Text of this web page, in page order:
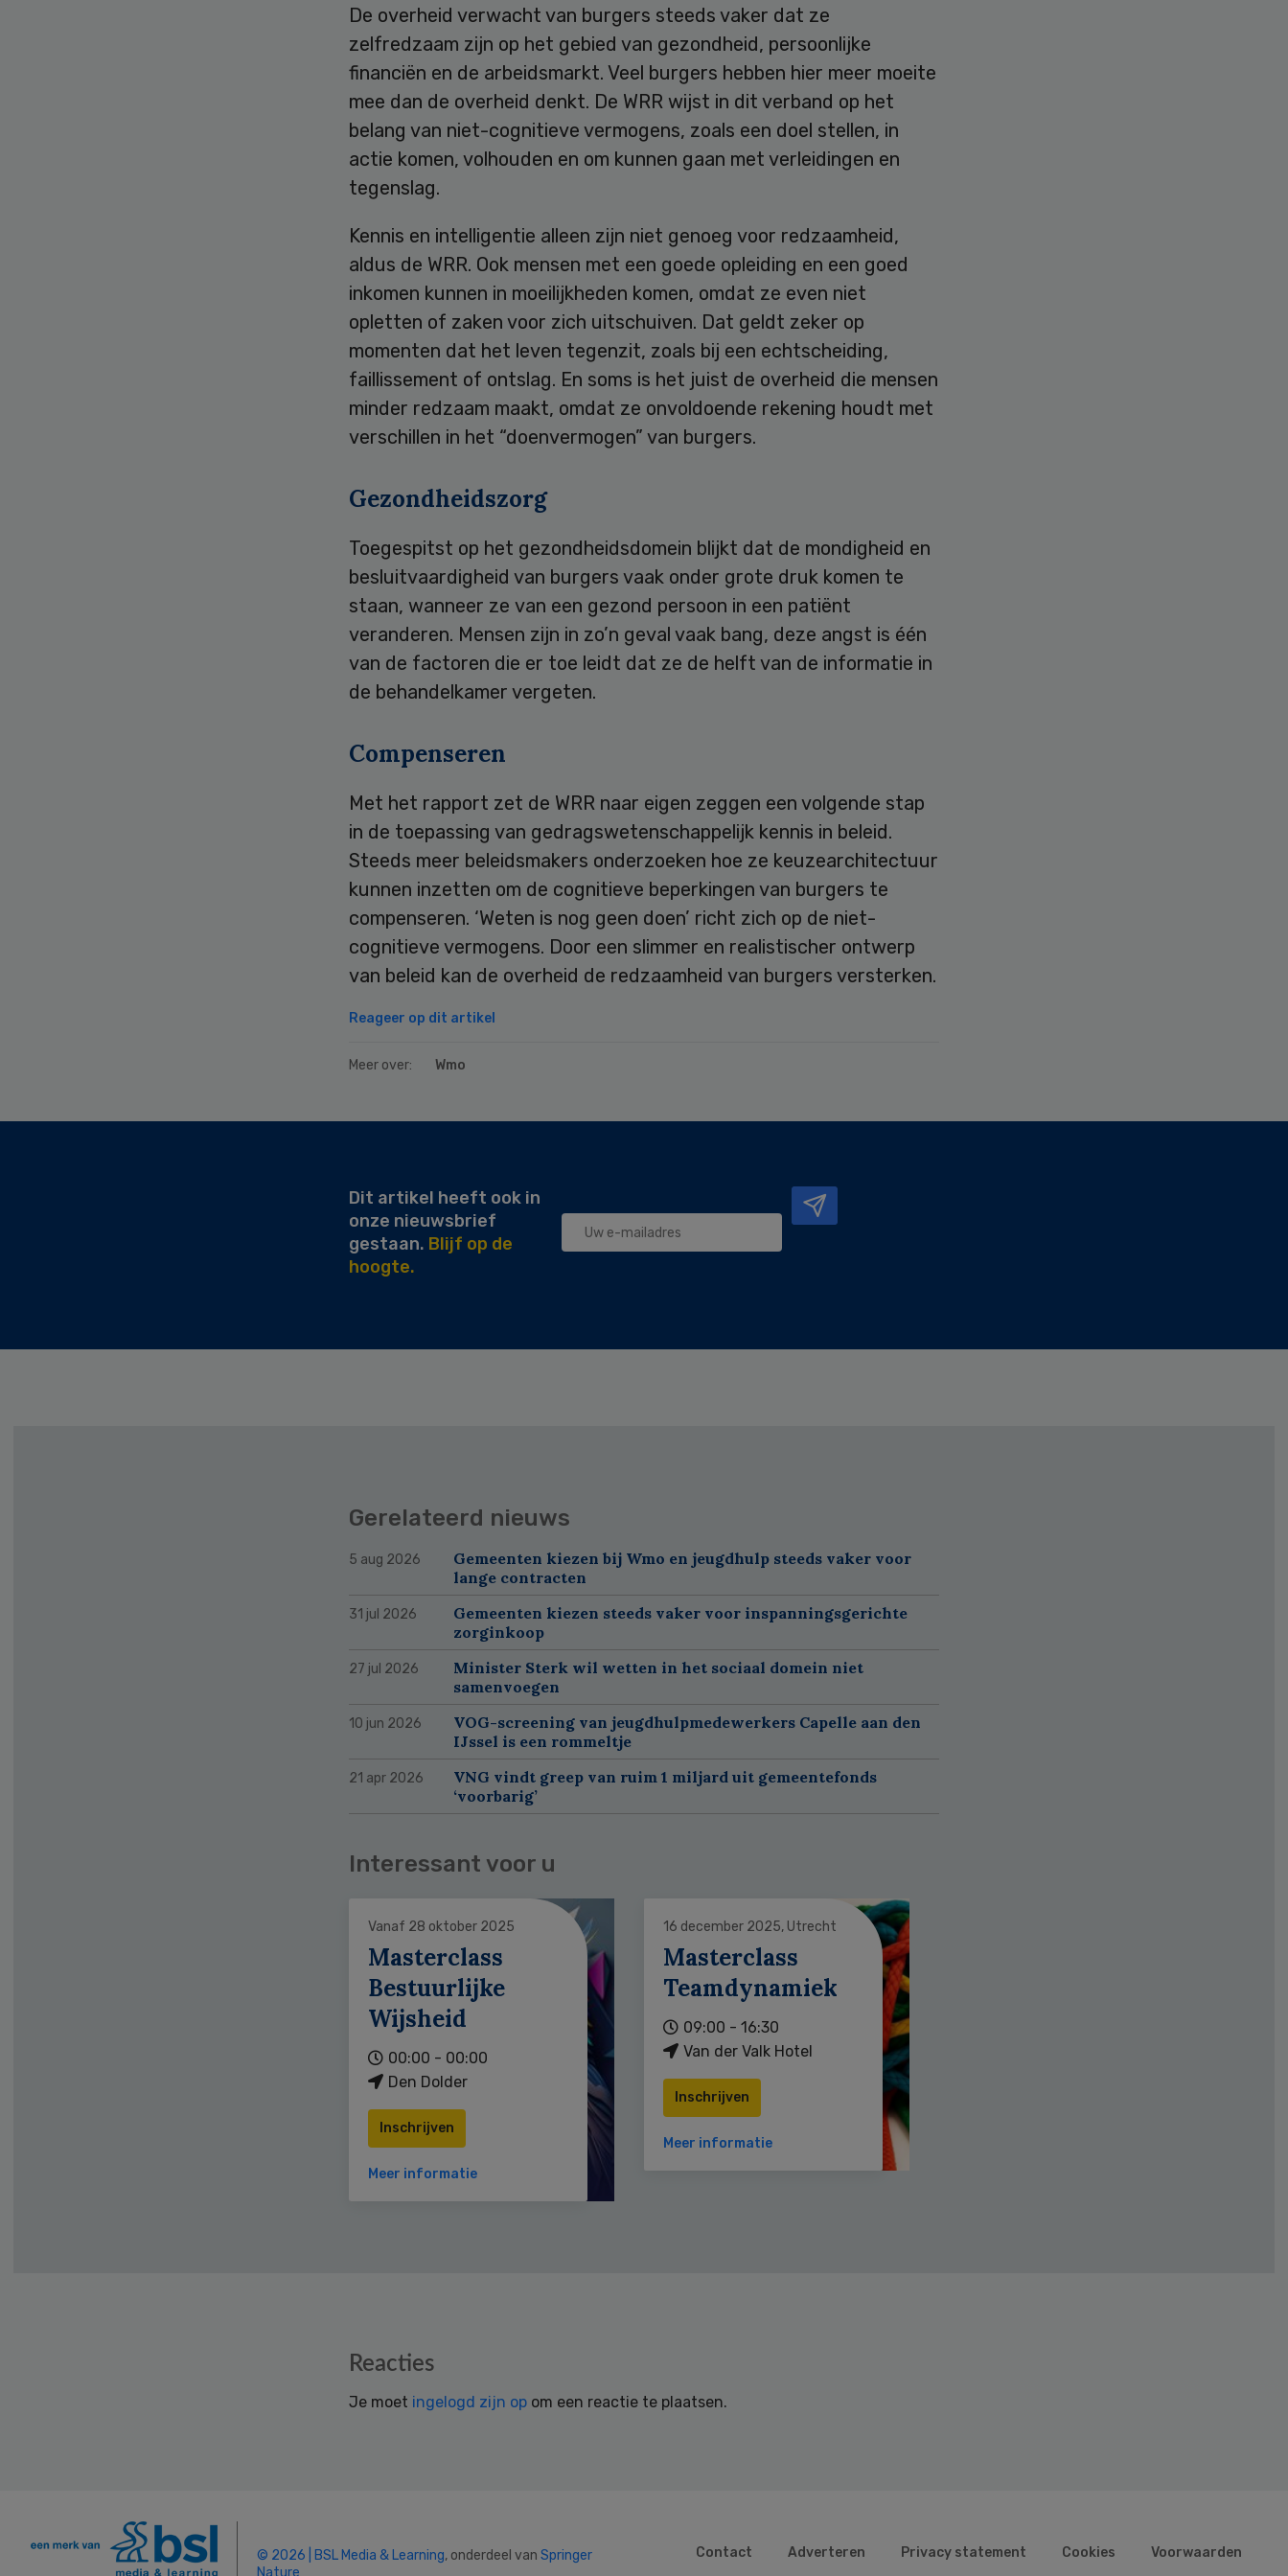
De overheid verwacht van burgers steeds vaker dat ze
zelfredzaam zijn op het gebied van gezondheid, persoonlijke
financiën en de arbeidsmarkt. Veel burgers hebben hier meer moeite
mee dan de overheid denkt. De WRR wijst in dit verband op het
belang van niet-cognitieve vermogens, zoals een doel stellen, in
actie komen, volhouden en om kunnen gaan met verleidingen en
tegenslag.
Kennis en intelligentie alleen zijn niet genoeg voor redzaamheid,
aldus de WRR. Ook mensen met een goede opleiding en een goed
inkomen kunnen in moeilijkheden komen, omdat ze even niet
opletten of zaken voor zich uitschuiven. Dat geldt zeker op
momenten dat het leven tegenzit, zoals bij een echtscheiding,
faillissement of ontslag. En soms is het juist de overheid die mensen
minder redzaam maakt, omdat ze onvoldoende rekening houdt met
verschillen in het “doenvermogen” van burgers.
Gezondheidszorg
Toegespitst op het gezondheidsdomein blijkt dat de mondigheid en
besluitvaardigheid van burgers vaak onder grote druk komen te
staan, wanneer ze van een gezond persoon in een patiënt
veranderen. Mensen zijn in zo’n geval vaak bang, deze angst is één
van de factoren die er toe leidt dat ze de helft van de informatie in
de behandelkamer vergeten.
Compenseren
Met het rapport zet de WRR naar eigen zeggen een volgende stap
in de toepassing van gedragswetenschappelijk kennis in beleid.
Steeds meer beleidsmakers onderzoeken hoe ze keuzearchitectuur
kunnen inzetten om de cognitieve beperkingen van burgers te
compenseren. ‘Weten is nog geen doen’ richt zich op de niet-
cognitieve vermogens. Door een slimmer en realistischer ontwerp
van beleid kan de overheid de redzaamheid van burgers versterken.
Reageer op dit artikel
Meer over: Wmo
Dit artikel heeft ook in
onze nieuwsbrief
gestaan. Blijf op de
hoogte.
Gerelateerd nieuws
5 aug 2026
Gemeenten kiezen bij Wmo en jeugdhulp steeds vaker voor
lange contracten
31 jul 2026
Gemeenten kiezen steeds vaker voor inspanningsgerichte
zorginkoop
27 jul 2026
Minister Sterk wil wetten in het sociaal domein niet
samenvoegen
10 jun 2026
VOG-screening van jeugdhulpmedewerkers Capelle aan den
IJssel is een rommeltje
21 apr 2026
VNG vindt greep van ruim 1 miljard uit gemeentefonds
‘voorbarig’
Interessant voor u
Vanaf 28 oktober 2025
Masterclass
Bestuurlijke
Wijsheid
00:00 - 00:00
Den Dolder
Inschrijven
Meer informatie
16 december 2025, Utrecht
Masterclass
Teamdynamiek
09:00 - 16:30
Van der Valk Hotel
Inschrijven
Meer informatie
Reacties
Je moet ingelogd zijn op om een reactie te plaatsen.
© 2026 | BSL Media & Learning, onderdeel van Springer
Nature
Contact Adverteren Privacy statement Cookies Voorwaarden